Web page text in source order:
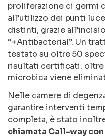
proliferazione di germi
all’utilizzo dei punti
distinti, grazie
“+Antibacterial”. Un
testato su oltre 50
risultati certificati: oltre
microbica viene
Nelle camere di
garantire interventi
completa, è stato
chiamata Call-way